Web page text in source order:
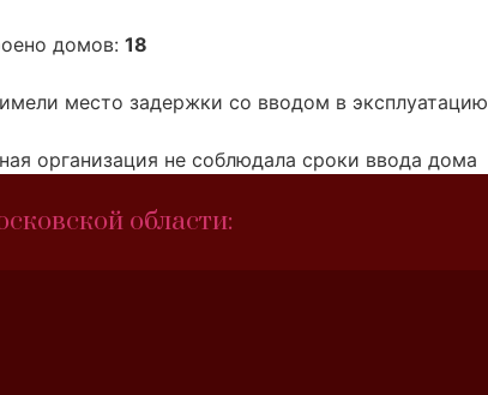
домов: 18
место задержки со вводом в эксплуатацию
организация не соблюдала сроки ввода дома
области: